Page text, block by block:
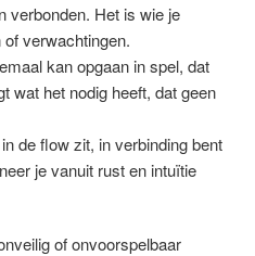
verbonden. Het is wie je
verwachtingen.
kan opgaan in spel, dat
wat het nodig heeft, dat geen
de flow zit, in verbinding bent
je vanuit rust en intuïtie
of onvoorspelbaar